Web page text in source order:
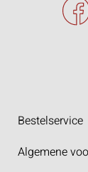
Bestelservice
Algemene